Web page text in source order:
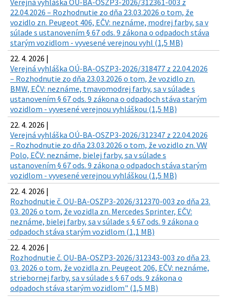
Verejná vyhláška OÚ-BA-OSZP3-2026/312361-003 z
22.04.2026 – Rozhodnutie zo dňa 23.03.2026 o tom, že
vozidlo zn. Peugeot 406, EČV: neznáme, modrej farby, sa v
súlade s ustanovením § 67 ods. 9 zákona o odpadoch stáva
starým vozidlom - vyvesené verejnou vyhl (1,5 MB)
22. 4. 2026 |
Verejná vyhláška OÚ-BA-OSZP3-2026/318477 z 22.04.2026
– Rozhodnutie zo dňa 23.03.2026 o tom, že vozidlo zn.
BMW, EČV: neznáme, tmavomodrej farby, sa v súlade s
ustanovením § 67 ods. 9 zákona o odpadoch stáva starým
vozidlom - vyvesené verejnou vyhláškou (1,5 MB)
22. 4. 2026 |
Verejná vyhláška OÚ-BA-OSZP3-2026/312347 z 22.04.2026
– Rozhodnutie zo dňa 23.03.2026 o tom, že vozidlo zn. VW
Polo, EČV: neznáme, bielej farby, sa v súlade s
ustanovením § 67 ods. 9 zákona o odpadoch stáva starým
vozidlom - vyvesené verejnou vyhláškou (1,5 MB)
22. 4. 2026 |
Rozhodnutie č. OU-BA-OSZP3-2026/312370-003 zo dňa 23.
03. 2026 o tom, že vozidla zn. Mercedes Sprinter, EČV:
neznáme, bielej farby, sa v súlade s § 67 ods. 9 zákona o
odpadoch stáva starým vozidlom (1,1 MB)
22. 4. 2026 |
Rozhodnutie č. OU-BA-OSZP3-2026/312343-003 zo dňa 23.
03. 2026 o tom, že vozidla zn. Peugeot 206, EČV: neznáme,
striebornej farby, sa v súlade s § 67 ods. 9 zákona o
odpadoch stáva starým vozidlom" (1,5 MB)